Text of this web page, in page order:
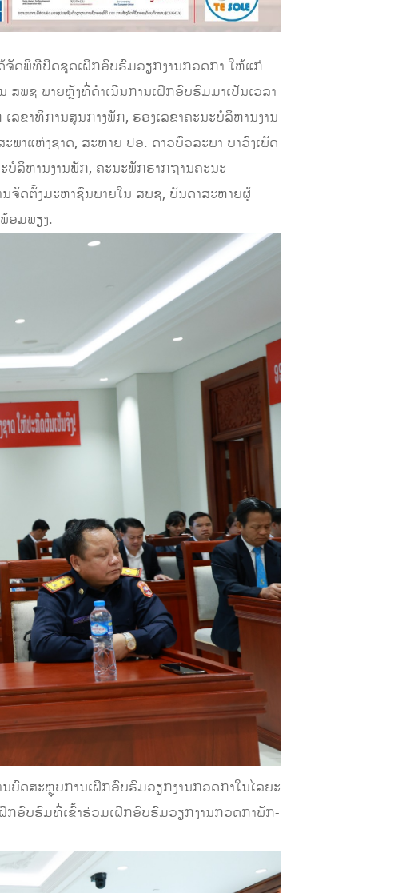
ຈັດພິທີປິດຊຸດເຝິກອົບຮົມວຽກງານກວດກາ ໃຫ້ແກ່
ພຊ ພາຍຫຼັງທີ່ດຳເນີນການເຝິກອົບຮົມມາເປັນເວລາ
ຂາທິການສູນກາງພັກ, ຮອງເລຂາຄະນະບໍລິຫານງານ
າແຫ່ງຊາດ, ສະຫາຍ ປອ. ດາວບົວລະພາ ບາວົງເພັດ
ລິຫານງານພັກ, ຄະນະພັກຮາກຖານຄະນະ
ດຕັ້ງມະຫາຊົນພາຍໃນ ສພຊ, ບັນດາສະຫາຍຜູ້
ອມພຽງ.
ບົດສະຫຼຸບການເຝິກອົບຮົມວຽກງານກວດກາໃນໄລຍະ
ກອົບຮົມທີ່ເຂົ້າຮ່ວມເຝິກອົບຮົມວຽກງານກວດກາພັກ-